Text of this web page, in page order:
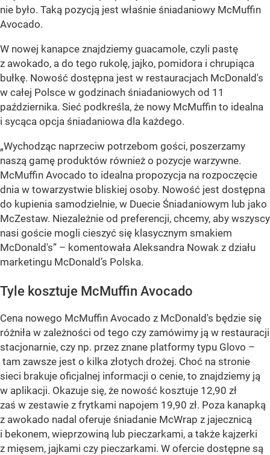
nie było. Taką pozycją jest właśnie śniadaniowy McMuffin
Avocado.
W nowej kanapce znajdziemy guacamole, czyli pastę
z awokado, a do tego rukolę, jajko, pomidora i chrupiąca
bułkę. Nowość dostępna jest w restauracjach McDonald's
w całej Polsce w godzinach śniadaniowych od 11
października. Sieć podkreśla, że nowy McMuffin to idealna
i sycąca opcja śniadaniowa dla każdego.
„Wychodząc naprzeciw potrzebom gości, poszerzamy
naszą gamę produktów również o pozycje warzywne.
McMuffin Avocado to idealna propozycja na rozpoczęcie
dnia w towarzystwie bliskiej osoby. Nowość jest dostępna
do kupienia samodzielnie, w Duecie Śniadaniowym lub jako
McZestaw. Niezależnie od preferencji, chcemy, aby wszyscy
nasi goście mogli cieszyć się klasycznym smakiem
McDonald's” – komentowała Aleksandra Nowak z działu
marketingu McDonald’s Polska.
Tyle kosztuje McMuffin Avocado
Cena nowego McMuffin Avocado z McDonald's będzie się
różniła w zależności od tego czy zamówimy ją w restauracji
stacjonarnie, czy np. przez znane platformy typu Glovo –
tam zawsze jest o kilka złotych drożej. Choć na stronie
sieci brakuje oficjalnej informacji o cenie, to znajdziemy ją
w aplikacji. Okazuje się, że nowość kosztuje 12,90 zł
zaś w zestawie z frytkami napojem 19,90 zł. Poza kanapką
z awokado nadal oferuje śniadanie McWrap z jajecznicą
i bekonem, wieprzowiną lub pieczarkami, a także kajzerki
z mięsem, jajkami czy pieczarkami. W ofercie dostępne są